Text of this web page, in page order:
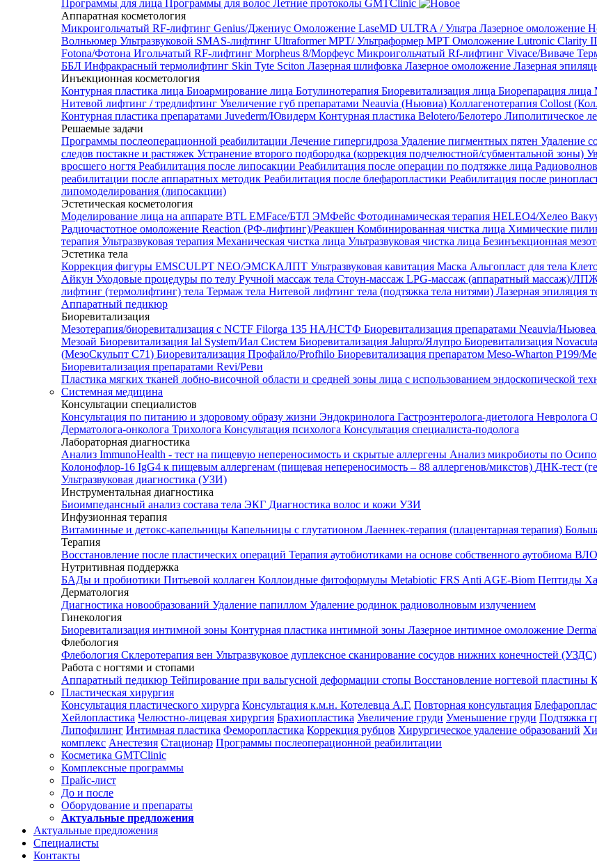
Программы для лица Программы для волос Летние протоколы GMTClinic
Аппаратная косметология
Микроигольчатый RF-лифтинг Genius/Джениус Омоложение LaseMD ULTRA / Ультра Лазерное омоложение
Волньюмер Ультразвуковой SMAS-лифтинг Ultraformer MPT/ Ультраформер MPT Омоложение Lutronic Clarity
Fotona/Фотона Игольчатый RF-лифтинг Morpheus 8/Морфеус Микроигольчатый Rf-лифтинг Vivace/Виваче
ББЛ Инфракрасный термолифтинг Skin Tyte Sciton Лазерная шлифовка Лазерное омоложение Лазерная
Инъекционная косметология
Контурная пластика лица Биоармирование лица Ботулинотерапия Биоревитализация лица Биорепарация лица
Нитевой лифтинг / тредлифтинг Увеличение губ препаратами Neauvia (Ньювиа) Коллагенотерапия Collost
Контурная пластика препаратами Juvederm/Ювидерм Контурная пластика Belotero/Белотеро Липолитическое
Решаемые задачи
Программы послеоперационной реабилитации Лечение гипергидроза Удаление пигментных пятен Удаление
следов постакне и растяжек Устранение второго подбородка (коррекция подчелюстной/субментальной зоны)
вросшего ногтя Реабилитация после липосакции Реабилитация после операции по подтяжке лица
реабилитации после аппаратных методик Реабилитация после блефаропластики Реабилитация после
липомоделирования (липосакции)
Эстетическая косметология
Моделирование лица на аппарате BTL EMFace/БТЛ ЭМФейс Фотодинамическая терапия HELEO4/Хелео
Радиочастотное омоложение Reaction (РФ-лифтинг)/Реакшен Комбинированная чистка лица Химические
терапия Ультразвуковая терапия Механическая чистка лица Ультразвуковая чистка лица Безинъекционная
Эстетика тела
Коррекция фигуры EMSCULPT NEO/ЭМСКАЛПТ Ультразвуковая кавитация Маска Альгопласт для тела
Айкун Уходовые процедуры по телу Ручной массаж тела Стоун-массаж LPG-массаж (аппаратный массаж)/
лифтинг (термолифтинг) тела Термаж тела Нитевой лифтинг тела (подтяжка тела нитями) Лазерная эпиляция
Аппаратный педикюр
Биоревитализация
Мезотерапия/биоревитализация с NCTF Filorga 135 HA/НСТФ Биоревитализация препаратами Neauvia/Ньювеа
Мезоай Биоревитализация Ial System/Иал Систем Биоревитализация Jalupro/Ялупро Биоревитализация
(МезоСкульпт С71) Биоревитализация Профайло/Profhilo Биоревитализация препаратом Meso-Wharton P199/
Биоревитализация препаратами Revi/Реви
Пластика мягких тканей лобно-височной области и средней зоны лица с использованием эндоскопической
Системная медицина
Консультации специалистов
Консультация по питанию и здоровому образу жизни Эндокринолога Гастроэнтеролога-диетолога Невролога
Дерматолога-онколога Трихолога Консультация психолога Консультация специалиста-подолога
Лабораторная диагностика
Анализ ImmunoHealth - тест на пищевую непереносимость и скрытые аллергены Анализ микробиоты по
Колонофлор-16 IgG4 к пищевым аллергенам (пищевая непереносимость – 88 аллергенов/микстов) ДНК-тест
Ультразвуковая диагностика (УЗИ)
Инструментальная диагностика
Биоимпедансный анализ состава тела ЭКГ Диагностика волос и кожи УЗИ
Инфузионная терапия
Витаминные и детокс-капельницы Капельницы с глутатионом Лаеннек-терапия (плацентарная терапия)
Терапия
Восстановление после пластических операций Терапия аутобиотиками на основе собственного аутобиома
Нутритивная поддержка
БАДы и пробиотики Питьевой коллаген Коллоидные фитоформулы Metabiotic FRS Anti AGE-Biom Пептиды
Дерматология
Диагностика новообразований Удаление папиллом Удаление родинок радиоволновым излучением
Гинекология
Биоревитализация интимной зоны Контурная пластика интимной зоны Лазерное интимное омоложение
Флебология
Флебология Склеротерапия вен Ультразвуковое дуплексное сканирование сосудов нижних конечностей (УЗДС)
Работа с ногтями и стопами
Аппаратный педикюр Тейпирование при вальгусной деформации стопы Восстановление ногтевой пластины
Пластическая хирургия
Консультация пластического хирурга Консультация к.м.н. Котелевца А.Г. Повторная консультация
Хейлопластика Челюстно-лицевая хирургия Брахиопластика Увеличение груди Уменьшение груди Подтяжка
Липофилинг Интимная пластика Феморопластика Коррекция рубцов Хирургическое удаление образований
комплекс Анестезия Стационар Программы послеоперационной реабилитации
Косметика GMTClinic
Комплексные программы
Прайс-лист
До и после
Оборудование и препараты
Актуальные предложения
Актуальные предложения
Специалисты
Контакты